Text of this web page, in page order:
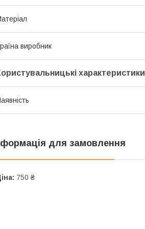
виробник
характеристики
для замовлення
750 ₴